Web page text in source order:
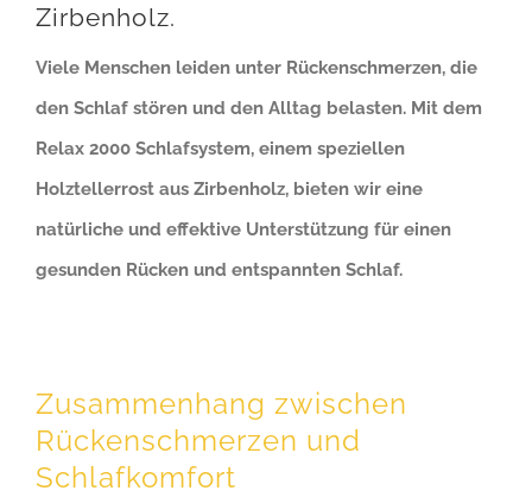
Zirbenholz.
Viele Menschen leiden unter Rückenschmerzen, die
den Schlaf stören und den Alltag belasten. Mit dem
Relax 2000 Schlafsystem, einem speziellen
Holztellerrost aus Zirbenholz, bieten wir eine
natürliche und effektive Unterstützung für einen
gesunden Rücken und entspannten Schlaf.
Zusammenhang zwischen
Rückenschmerzen und
Schlafkomfort